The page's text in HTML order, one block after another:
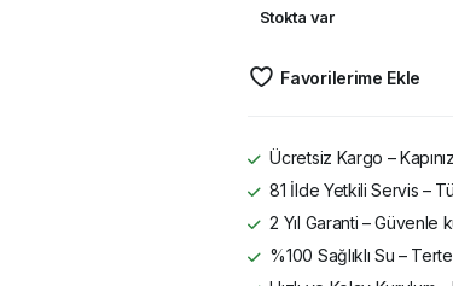
Stokta var
Favorilerime Ekle
Ücretsiz Kargo –
81 İlde Yetkili Servis –
2 Yıl Garanti – Güvenle
%100 Sağlıklı Su –